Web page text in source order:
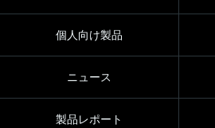
個人向け製品
ニュース
製品レポート